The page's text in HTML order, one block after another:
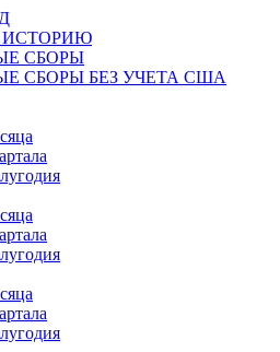
ИСТОРИЮ
СБОРЫ
СБОРЫ БЕЗ УЧЕТА США